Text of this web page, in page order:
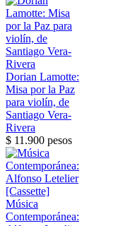
Dorian Lamotte:
Misa por la Paz
para violín, de
Santiago Vera-
Rivera
$ 11.900 pesos
Música
Contemporánea: